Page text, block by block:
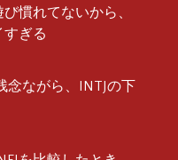
慣れてないから、
ぎる
ながら、INTJの下